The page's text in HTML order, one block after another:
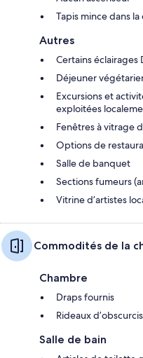
Tapis mince dans
Autres
Certains éclairages
Déjeuner
Excursions et
exploitées
Fenêtres à vitrage
Options de
Salle de banquet
Sections fumeurs
Vitrine d’artistes
Commodités de la
Chambre
Draps fournis
Rideaux
Salle de bain